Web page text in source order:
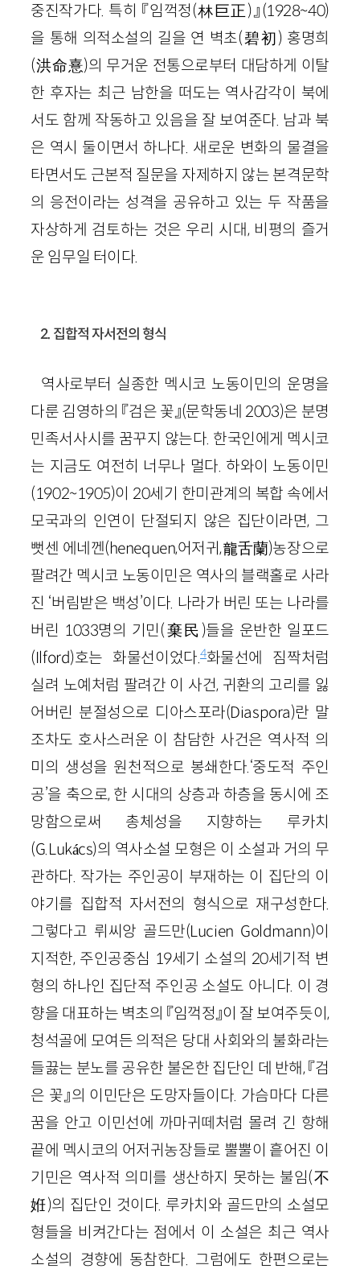
중진작가다. 특히 『임꺽정(林巨正)』(1928~40)
을 통해 의적소설의 길을 연 벽초(碧初) 홍명희
(洪命憙)의 무거운 전통으로부터 대담하게 이탈
한 후자는 최근 남한을 떠도는 역사감각이 북에
서도 함께 작동하고 있음을 잘 보여준다. 남과 북
은 역시 둘이면서 하나다. 새로운 변화의 물결을
타면서도 근본적 질문을 자제하지 않는 본격문학
의 응전이라는 성격을 공유하고 있는 두 작품을
자상하게 검토하는 것은 우리 시대, 비평의 즐거
운 임무일 터이다.
2. 집합적 자서전의 형식
역사로부터 실종한 멕시코 노동이민의 운명을
다룬 김영하의 『검은 꽃』(문학동네 2003)은 분명
민족서사시를 꿈꾸지 않는다. 한국인에게 멕시코
는 지금도 여전히 너무나 멀다. 하와이 노동이민
(1902~1905)이 20세기 한미관계의 복합 속에서
모국과의 인연이 단절되지 않은 집단이라면, 그
뻣센 에네껜(henequen,어저귀,龍舌蘭)농장으로
팔려간 멕시코 노동이민은 역사의 블랙홀로 사라
진 ‘버림받은 백성’이다. 나라가 버린 또는 나라를
버린 1033명의 기민(棄民)들을 운반한 일포드
(Ilford)호는 화물선이었다.4화물선에 짐짝처럼
실려 노예처럼 팔려간 이 사건, 귀환의 고리를 잃
어버린 분절성으로 디아스포라(Diaspora)란 말
조차도 호사스러운 이 참담한 사건은 역사적 의
미의 생성을 원천적으로 봉쇄한다.‘중도적 주인
공’을 축으로, 한 시대의 상층과 하층을 동시에 조
망함으로써 총체성을 지향하는 루카치
(G.Lukács)의 역사소설 모형은 이 소설과 거의 무
관하다. 작가는 주인공이 부재하는 이 집단의 이
야기를 집합적 자서전의 형식으로 재구성한다.
그렇다고 뤼씨앙 골드만(Lucien Goldmann)이
지적한, 주인공중심 19세기 소설의 20세기적 변
형의 하나인 집단적 주인공 소설도 아니다. 이 경
향을 대표하는 벽초의 『임꺽정』이 잘 보여주듯이,
청석골에 모여든 의적은 당대 사회와의 불화라는
들끓는 분노를 공유한 불온한 집단인 데 반해, 『검
은 꽃』의 이민단은 도망자들이다. 가슴마다 다른
꿈을 안고 이민선에 까마귀떼처럼 몰려 긴 항해
끝에 멕시코의 어저귀농장들로 뿔뿔이 흩어진 이
기민은 역사적 의미를 생산하지 못하는 불임(不
姙)의 집단인 것이다. 루카치와 골드만의 소설모
형들을 비켜간다는 점에서 이 소설은 최근 역사
소설의 경향에 동참한다. 그럼에도 한편으로는